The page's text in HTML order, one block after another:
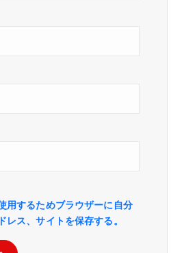
用するためブラウザーに自分
レス、サイトを保存する。